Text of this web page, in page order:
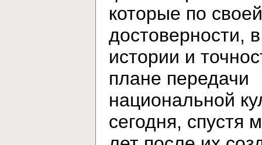
которые по своей
достоверности,
истории и
плане передачи
национальной
сегодня, спустя